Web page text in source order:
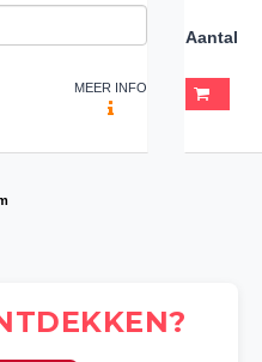
MEER INFO
Aantal